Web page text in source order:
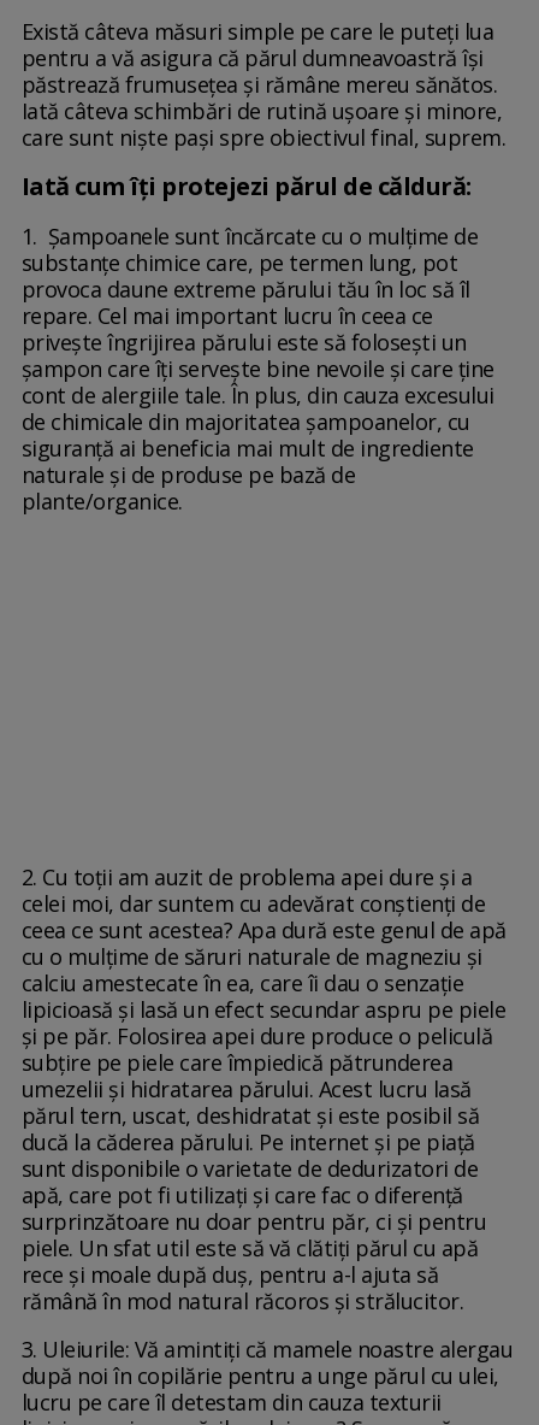
Există câteva măsuri simple pe care le puteți lua
pentru a vă asigura că părul dumneavoastră își
păstrează frumusețea și rămâne mereu sănătos.
Iată câteva schimbări de rutină ușoare și minore,
care sunt niște pași spre obiectivul final, suprem.
Iată cum îți protejezi părul de căldură:
1. Șampoanele sunt încărcate cu o mulțime de
substanțe chimice care, pe termen lung, pot
provoca daune extreme părului tău în loc să îl
repare. Cel mai important lucru în ceea ce
privește îngrijirea părului este să folosești un
șampon care îți servește bine nevoile și care ține
cont de alergiile tale. În plus, din cauza excesului
de chimicale din majoritatea șampoanelor, cu
siguranță ai beneficia mai mult de ingrediente
naturale și de produse pe bază de
plante/organice.
2. Cu toții am auzit de problema apei dure și a
celei moi, dar suntem cu adevărat conștienți de
ceea ce sunt acestea? Apa dură este genul de apă
cu o mulțime de săruri naturale de magneziu și
calciu amestecate în ea, care îi dau o senzație
lipicioasă și lasă un efect secundar aspru pe piele
și pe păr. Folosirea apei dure produce o peliculă
subțire pe piele care împiedică pătrunderea
umezelii și hidratarea părului. Acest lucru lasă
părul tern, uscat, deshidratat și este posibil să
ducă la căderea părului. Pe internet și pe piață
sunt disponibile o varietate de dedurizatori de
apă, care pot fi utilizați și care fac o diferență
surprinzătoare nu doar pentru păr, ci și pentru
piele. Un sfat util este să vă clătiți părul cu apă
rece și moale după duș, pentru a-l ajuta să
rămână în mod natural răcoros și strălucitor.
3. Uleiurile: Vă amintiți că mamele noastre alergau
după noi în copilărie pentru a unge părul cu ulei,
lucru pe care îl detestam din cauza texturii